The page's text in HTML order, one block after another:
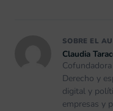
SOBRE EL
Claudia
Derecho y
digital y
empresas y